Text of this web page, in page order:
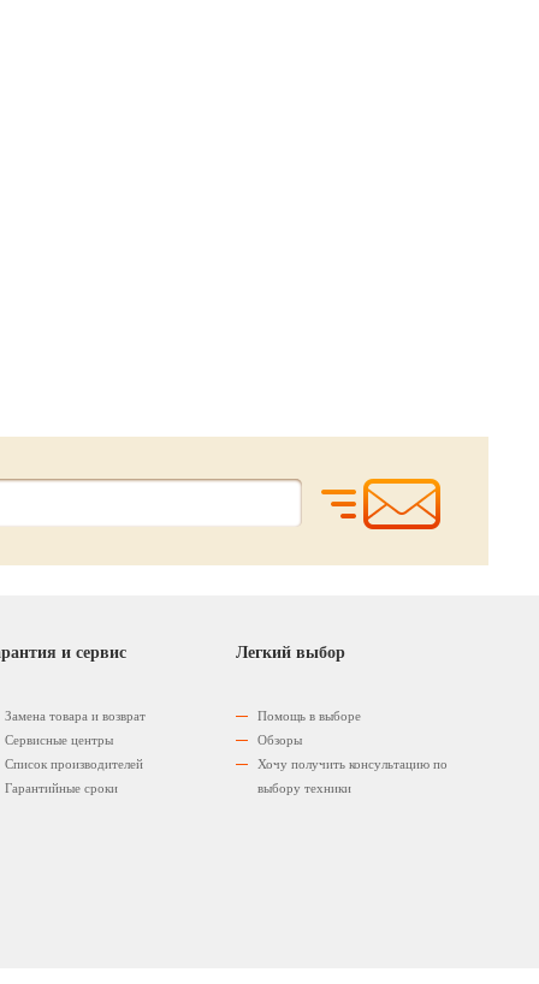
и сервис
Замена товара и возврат
Сервисные центры
Список производителей
Гарантийные сроки
Легкий выбор
Помощь в выборе
Обзоры
Хочу получить консультацию по
выбору техники